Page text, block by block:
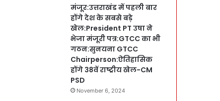
मंजूर:उत्तराखंड में पहली बार
होंगे देश के सबसे बड़े
खेल:President PT उषा ने
भेजा मंजूरी पत्र:GTCC का भी
गठन:सुनयना GTCC
Chairperson:ऐतिहासिक
होंगे 38वें राष्ट्रीय खेल-CM
PSD
November 6, 2024